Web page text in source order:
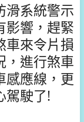
滑系統警示
影響，趕緊
車來令片損
，進行煞車
感應線，更
駕駛了!